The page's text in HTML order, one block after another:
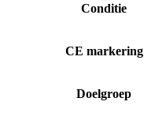
Conditie
CE markering
Doelgroep